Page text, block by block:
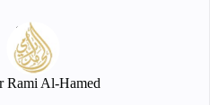
Rami Al-Hamed